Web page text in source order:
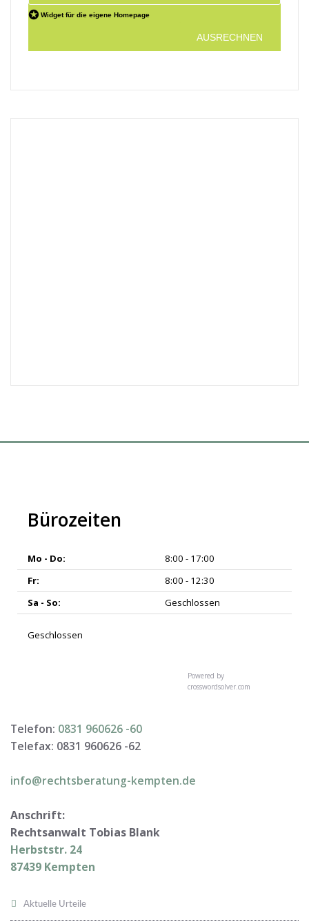
Bürozeiten
Mo - Do:
8:00 - 17:00
Fr:
8:00 - 12:30
Sa - So:
Geschlossen
Geschlossen
Powered by
crosswordsolver.com
Telefon: 0831 960626 -60
Telefax: 0831 960626 -62
info@rechtsberatung-kempten.de
Anschrift:
Rechtsanwalt Tobias Blank
Herbststr. 24
87439 Kempten
Aktuelle Urteile